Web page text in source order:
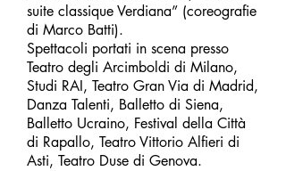
suite classique Verdiana” (coreografie
di Marco Batti).
Spettacoli portati in scena presso
Teatro degli Arcimboldi di Milano,
Studi RAI, Teatro Gran Via di Madrid,
Danza Talenti, Balletto di Siena,
Balletto Ucraino, Festival della Città
di Rapallo, Teatro Vittorio Alfieri di
Asti, Teatro Duse di Genova.